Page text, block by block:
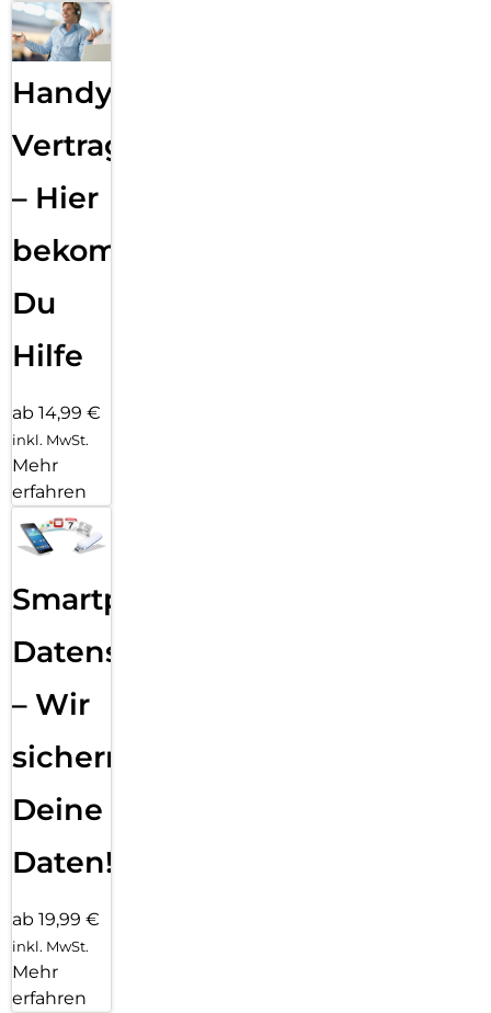
Handy
Vertragsabwicklung
– Hier
bekommst
Du
Hilfe
ab 14,99 €
inkl. MwSt.
Mehr
erfahren
Smartphone
Datensicherung
– Wir
sichern
Deine
Daten!
ab 19,99 €
inkl. MwSt.
Mehr
erfahren